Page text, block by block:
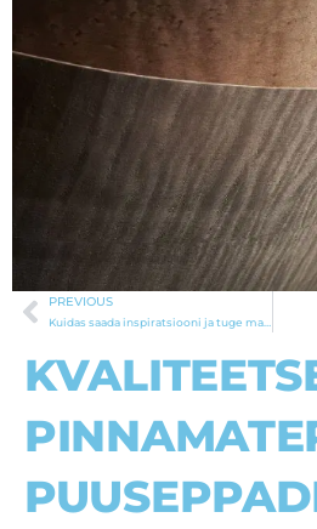
Prev
PREVIOUS
Kuidas saada inspiratsiooni ja tuge materjalivalikutes